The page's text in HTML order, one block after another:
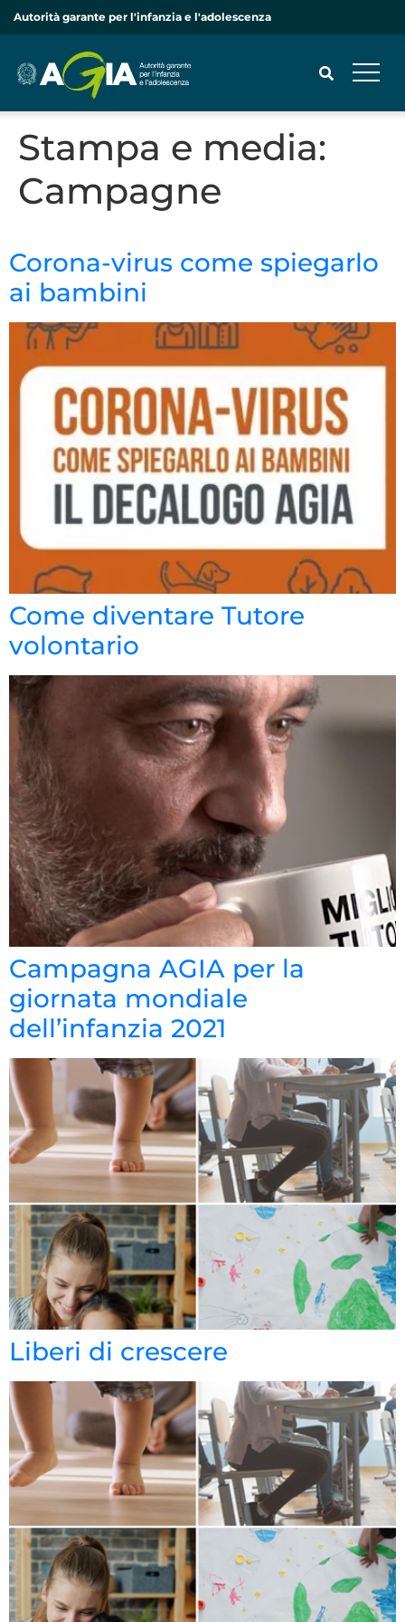
Autorità garante per l'infanzia e l'adolescenza
Stampa e media:
Campagne
Corona-virus come spiegarlo
ai bambini
Come diventare Tutore
volontario
Campagna AGIA per la
giornata mondiale
dell’infanzia 2021
Liberi di crescere